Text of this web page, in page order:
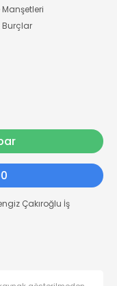
Burçlar
Çakıroğlu İş